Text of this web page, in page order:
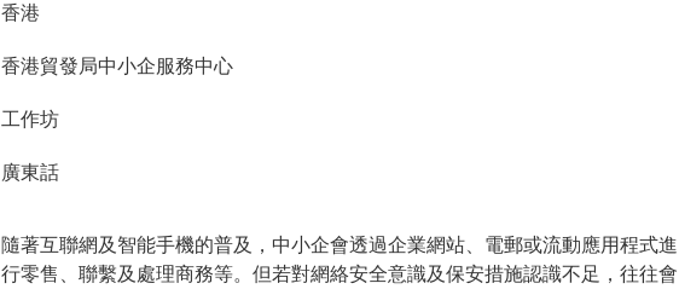
香港
香港貿發局中小企服務中心
工作坊
廣東話
隨著互聯網及智能手機的普及，中小企會透過企業網站、電郵或流動應用程式進
行零售、聯繫及處理商務等。但若對網絡安全意識及保安措施認識不足，往往會